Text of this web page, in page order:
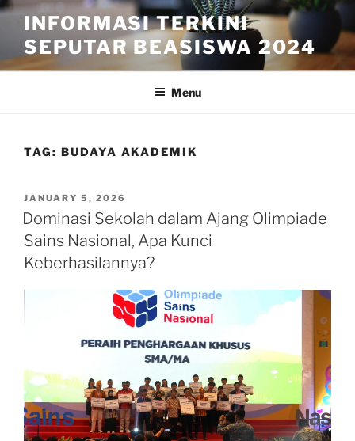
Skip
content
INFORMASI TERKINI
SEPUTAR BEASISWA 2024
Menu
TAG: BUDAYA AKADEMIK
POSTED
ON
JANUARY 5, 2026
Dominasi Sekolah dalam Ajang Olimpiade
Sains Nasional, Apa Kunci
Keberhasilannya?